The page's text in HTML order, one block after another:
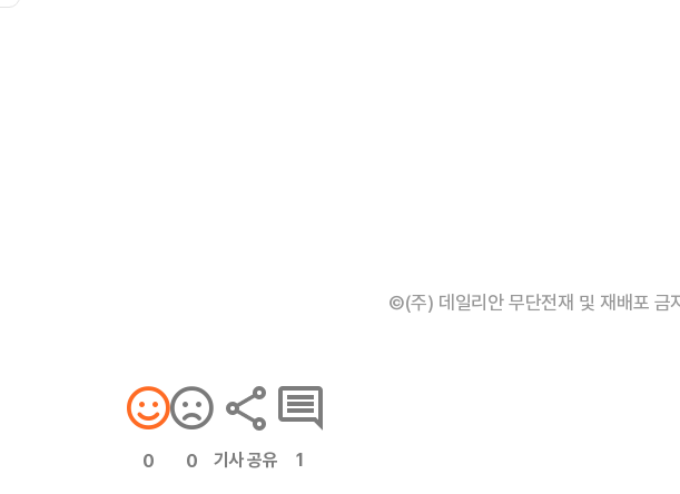
©(주) 데일리안 무단전재 및 재배포 금
0 0 기사 공유 1